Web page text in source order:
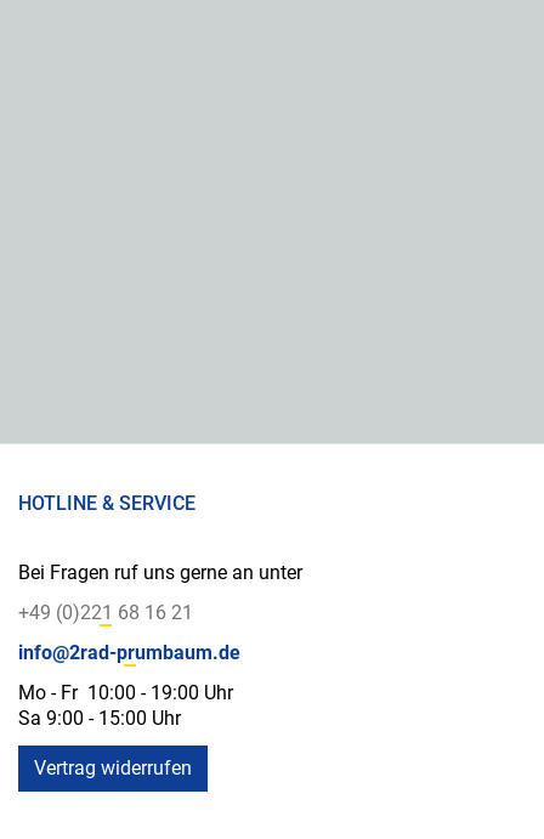
HOTLINE & SERVICE
Bei Fragen ruf uns gerne an unter
+49 (0)221 68 16 21
info@2rad-prumbaum.de
Mo - Fr 10:00 - 19:00 Uhr
Sa 9:00 - 15:00 Uhr
Vertrag widerrufen